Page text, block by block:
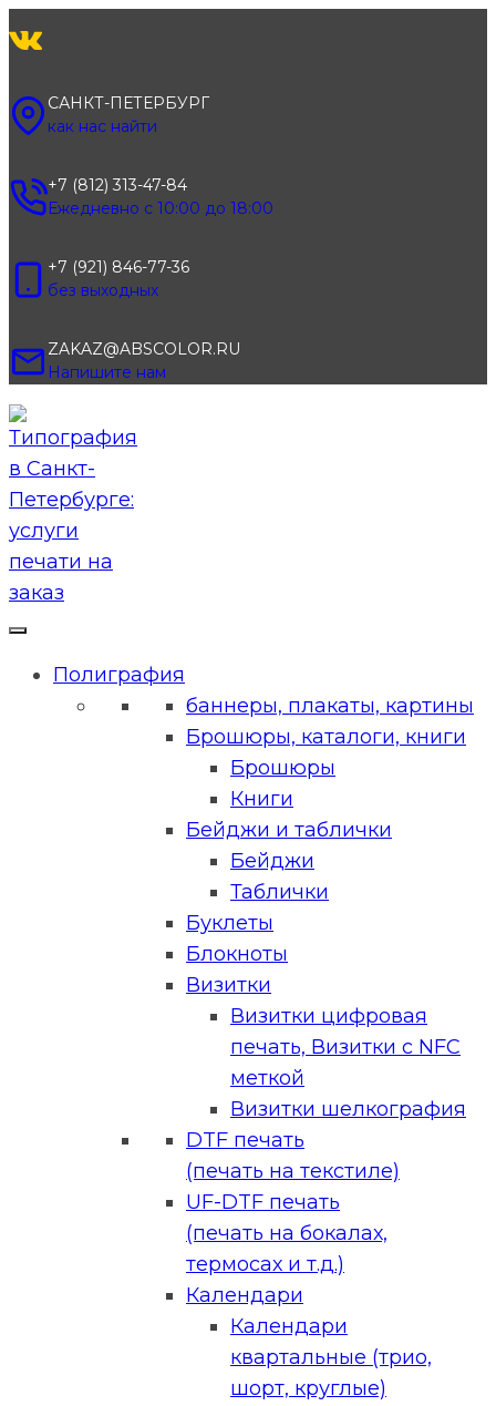
к
САНКТ-ПЕТЕРБУРГ
как нас найти
+7 (812) 313-47-84
Ежедневно с 10:00 до 18:00
+7 (921) 846-77-36
без выходных
ZAKAZ@ABSCOLOR.RU
Напишите нам
Полиграфия
баннеры, плакаты, картины
Брошюры, каталоги, книги
Брошюры
Книги
Бейджи и таблички
Бейджи
Таблички
Буклеты
Блокноты
Визитки
Визитки цифровая
печать, Визитки с NFC
меткой
Визитки шелкография
DTF печать
(печать на текстиле)
UF-DTF печать
(печать на бокалах,
термосах и т.д.)
Календари
Календари
квартальные (трио,
шорт, круглые)